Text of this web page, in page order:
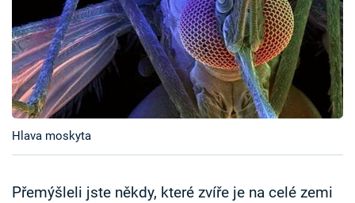
Pořady
TV Program
Časopis
Sledujte prima+
Přihlášení
Hlava moskyta
Přemýšleli jste někdy, které zvíře je na celé zemi